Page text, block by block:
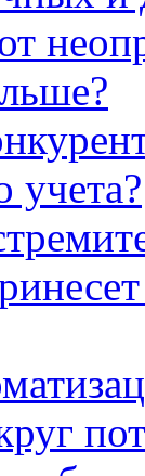
учета?